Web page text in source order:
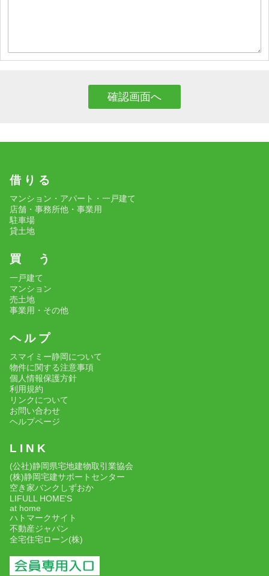
借 り る
マンション・アパート・一戸建て
店舗・事務所他・事業用
駐車場
貸土地
買 う
一戸建て
マンション
売土地
事業用・その他
ヘ ル プ
スマイミー静岡について
物件に関する注意事項
個人情報保護方針
利用規約
リンクについて
お問い合わせ
ヘルプページ
L I N K
(公社)静岡県宅地建物取引業協会
(株)静岡宅建サポートセンター
空き家バンクしずおか
LIFULL HOME'S
at home
ハトマークサイト
不動産ジャパン
全宅住宅ローン(株)